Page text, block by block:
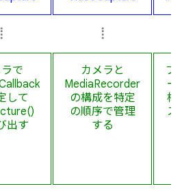
⁞ ⁞
で
して
出す
カメラと
MediaRecorder
の構成を特定
の順序で管理
する
プ
ー
構
ス